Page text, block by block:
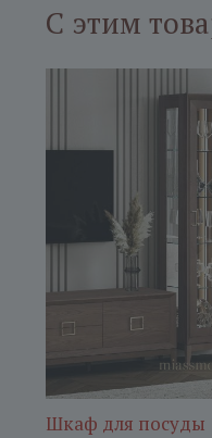
С этим
Шкаф для посуды